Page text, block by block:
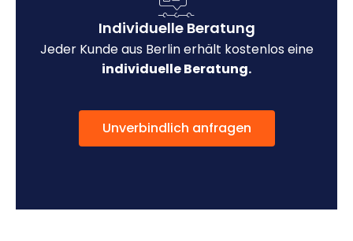
Individuelle Beratung
Jeder Kunde aus Berlin erhält kostenlos eine
individuelle Beratung.
Unverbindlich anfragen